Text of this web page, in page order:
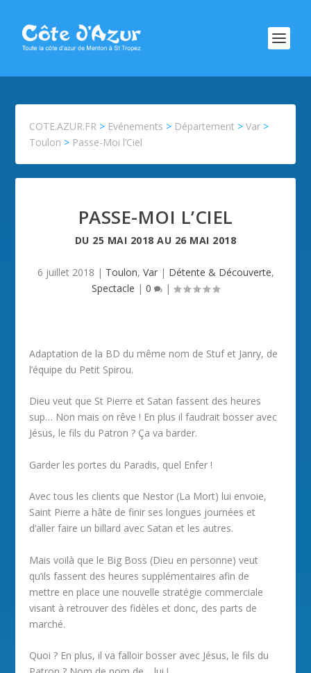
COTE.AZUR.FR > Evénements > Département >Var >
Toulon > Passe-Moi l’Ciel
PASSE-MOI L’CIEL
DU 25 MAI 2018 AU 26 MAI 2018
6 juillet 2018 | Toulon, Var| Détente & Découverte,
Spectacle | 0 |
Adaptation de la BD du même nom de Stuf et Janry, de
l’équipe du Petit Spirou.
Dieu veut que St Pierre et Satan fassent des heures
sup… Non mais on rêve ! En plus il faudrait bosser avec
Jésus, le fils du Patron ? Ça va barder.
Garder les portes du Paradis, quel Enfer !
Avec tous les clients que Nestor (La Mort) lui envoie,
Saint Pierre a hâte de finir ses longues journées et
d’aller faire un billard avec Satan et les autres.
Mais voilà que le Big Boss (Dieu en personne) veut
qu’ils fassent des heures supplémentaires afin de
mettre en place une nouvelle stratégie commerciale
visant à retrouver des fidèles et donc, des parts de
marché.
Quoi ? En plus, il va falloir bosser avec Jésus, le fils du